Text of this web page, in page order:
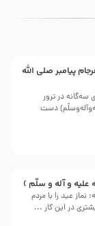
پیامبر صلی الله
در ترور
دست
علیه و آله و سلّم )
نماز عید را با مردم
در این کار ...